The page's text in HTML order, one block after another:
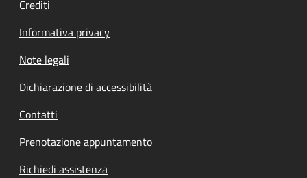
Crediti
Informativa privacy
Note legali
Dichiarazione di accessibilità
Contatti
Prenotazione appuntamento
Richiedi assistenza